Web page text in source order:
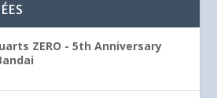
ZERO - 5th Anniversary